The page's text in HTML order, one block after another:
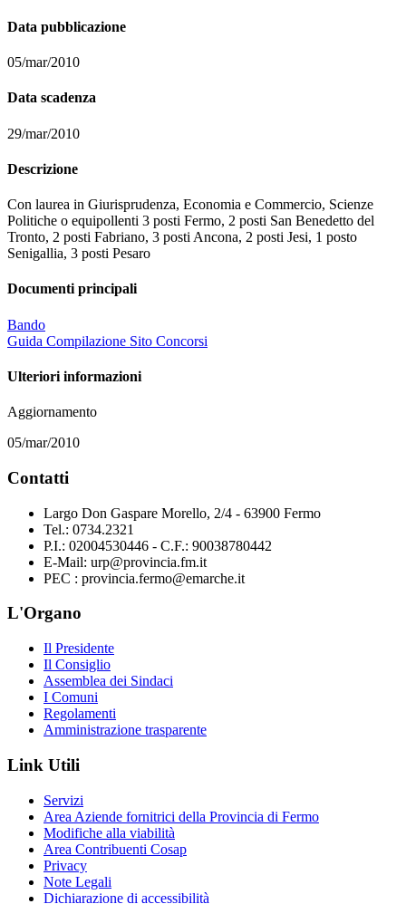
Data pubblicazione
05/mar/2010
Data scadenza
29/mar/2010
Descrizione
Con laurea in Giurisprudenza, Economia e Commercio, Scienze
Politiche o equipollenti 3 posti Fermo, 2 posti San Benedetto del
Tronto, 2 posti Fabriano, 3 posti Ancona, 2 posti Jesi, 1 posto
Senigallia, 3 posti Pesaro
Documenti principali
Bando
Guida Compilazione Sito Concorsi
Ulteriori informazioni
Aggiornamento
05/mar/2010
Contatti
Largo Don Gaspare Morello, 2/4 - 63900 Fermo
Tel.: 0734.2321
P.I.: 02004530446 - C.F.: 90038780442
E-Mail: urp@provincia.fm.it
PEC : provincia.fermo@emarche.it
L'Organo
Il Presidente
Il Consiglio
Assemblea dei Sindaci
I Comuni
Regolamenti
Amministrazione trasparente
Link Utili
Servizi
Area Aziende fornitrici della Provincia di Fermo
Modifiche alla viabilità
Area Contribuenti Cosap
Privacy
Note Legali
Dichiarazione di accessibilità